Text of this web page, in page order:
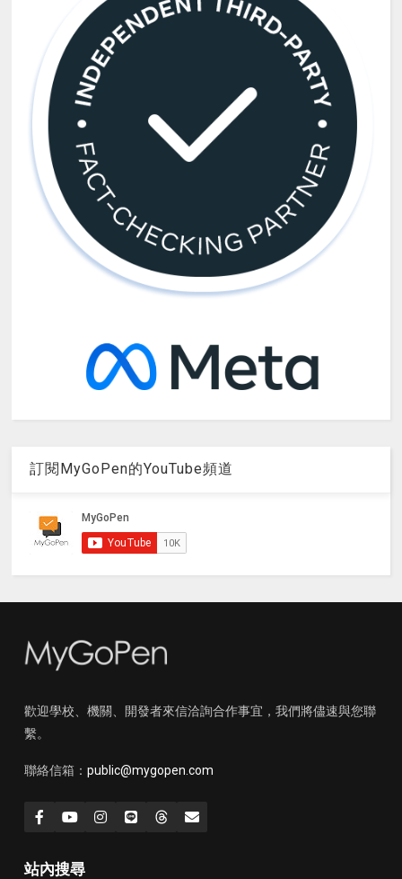
訂閱MyGoPen的YouTube頻道
歡迎學校、機關、開發者來信洽詢合作事宜，我們將儘速與您聯
繫。
聯絡信箱： public@mygopen.com
站內搜尋